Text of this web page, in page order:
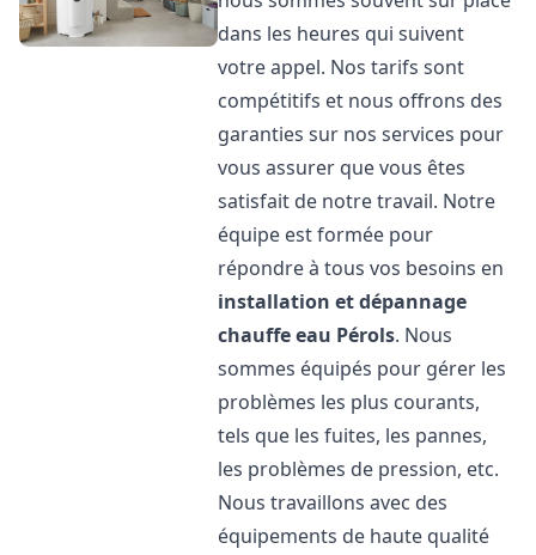
dans les heures qui suivent
votre appel. Nos tarifs sont
compétitifs et nous offrons des
garanties sur nos services pour
vous assurer que vous êtes
satisfait de notre travail. Notre
équipe est formée pour
répondre à tous vos besoins en
installation et dépannage
chauffe eau Pérols. Nous
sommes équipés pour gérer les
problèmes les plus courants,
tels que les fuites, les pannes,
les problèmes de pression, etc.
Nous travaillons avec des
équipements de haute qualité